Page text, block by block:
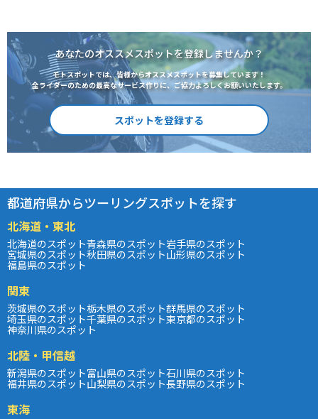
あなたのオススメスポットを登録しませんか？
モトスポットでは、皆様からオススメスポットを募集しています！
全ライダーのための最高なサービス作りに、ご協力よろしくお願いいたします。
スポットを登録する
都道府県からツーリングスポットを探す
北海道・東北
北海道のスポット青森県のスポット岩手県のスポット
宮城県のスポット秋田県のスポット山形県のスポット
福島県のスポット
関東
茨城県のスポット栃木県のスポット群馬県のスポット
埼玉県のスポット千葉県のスポット東京都のスポット
神奈川県のスポット
北陸・甲信越
新潟県のスポット富山県のスポット石川県のスポット
福井県のスポット山梨県のスポット長野県のスポット
東海